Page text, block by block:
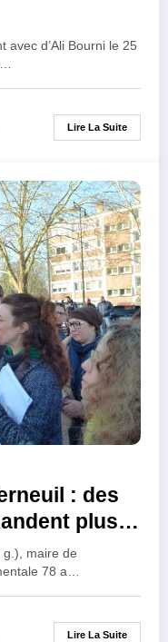
avec d’Ali Bourni le 25
Lire La Suite
: des
plus
g.), maire de
78 a…
Lire La Suite